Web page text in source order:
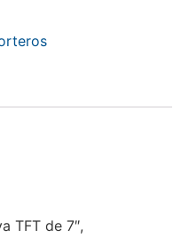
TFT de 7″,